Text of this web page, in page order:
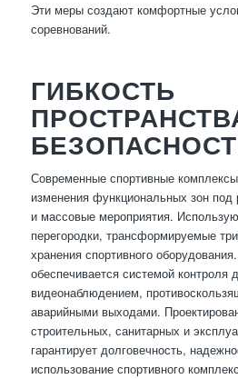
Эти меры создают комфортные
соревнований.
ГИБКОСТЬ
Современные спортивные
изменения функциональных зон
и массовые мероприятия.
перегородки, трансформируемые
хранения спортивного
обеспечивается системой контроля
видеонаблюдением,
аварийными выходами.
строительных, санитарных и
гарантирует долговечность,
использование спортивного